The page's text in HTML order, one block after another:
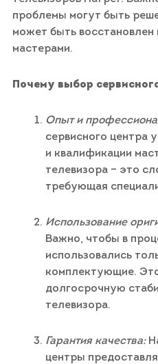
проблемы могут быть
может быть
мастерами.
Почему выбор
Опыт и
сервисного центра
и квалификации
телевизора – это
требующая
Использование
Важно, чтобы в
использовались
комплектующие.
долгосрочную
телевизора.
Гарантия качества:
центры